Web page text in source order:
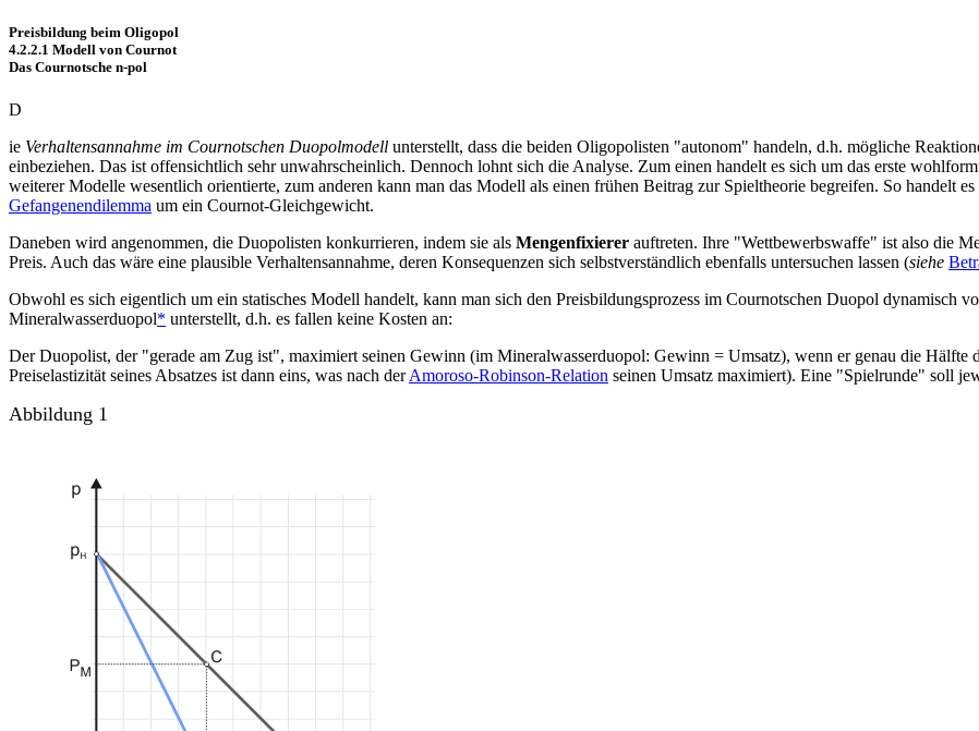
Preisbildung beim Oligopol
4.2.2.1 Modell von Cournot
Das Cournotsche n-pol
D
ie Verhaltensannahme im Cournotschen Duopolmodell unterstellt, dass die beiden Oligopolisten "autonom" handeln, d.h. mögliche
einbeziehen. Das ist offensichtlich sehr unwahrscheinlich. Dennoch lohnt sich die Analyse. Zum einen handelt es sich um das erste
weiterer Modelle wesentlich orientierte, zum anderen kann man das Modell als einen frühen Beitrag zur Spieltheorie begreifen. So handelt
Gefangenendilemma um ein Cournot-Gleichgewicht.
Daneben wird angenommen, die Duopolisten konkurrieren, indem sie als Mengenfixierer auftreten. Ihre "Wettbewerbswaffe" ist also die
Preis. Auch das wäre eine plausible Verhaltensannahme, deren Konsequenzen sich selbstverständlich ebenfalls untersuchen lassen (siehe
Obwohl es sich eigentlich um ein statisches Modell handelt, kann man sich den Preisbildungsprozess im Cournotschen Duopol dynamisch
Mineralwasserduopol* unterstellt, d.h. es fallen keine Kosten an:
Der Duopolist, der "gerade am Zug ist", maximiert seinen Gewinn (im Mineralwasserduopol: Gewinn = Umsatz), wenn er genau die Hälfte
Preiselastizität seines Absatzes ist dann eins, was nach derAmoroso-Robinson-Relation seinen Umsatz maximiert). Eine "Spielrunde" soll
Abbildung 1